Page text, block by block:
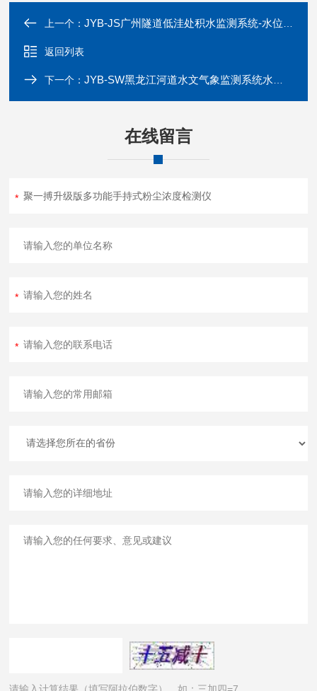
上一个：JYB-JS广州隧道低洼处积水监测系统-水位超限预警
返回列表
下一个：JYB-SW黑龙江河道水文气象监测系统水位深度检测
在线留言